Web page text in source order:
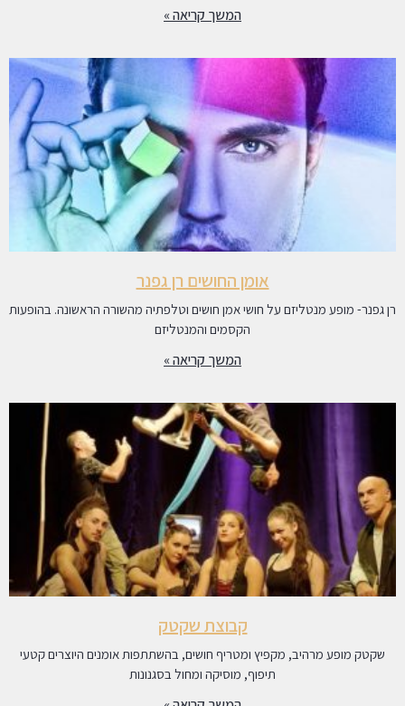
המשך קריאה »
אומן החושים רן גפנר
רן גפנר- מופע מנטליזם על חושי אמן חושים וטלפתיה מהשורה הראשונה. בהופעות
הקסמים והמנטליזם
המשך קריאה »
קבוצת שקטק
שקטק מופע מרהיב, מקפיץ ומטריף חושים, בהשתתפות אומנים היוצרים קטעי
תיפוף, מוסיקה ומחול בסגנונות